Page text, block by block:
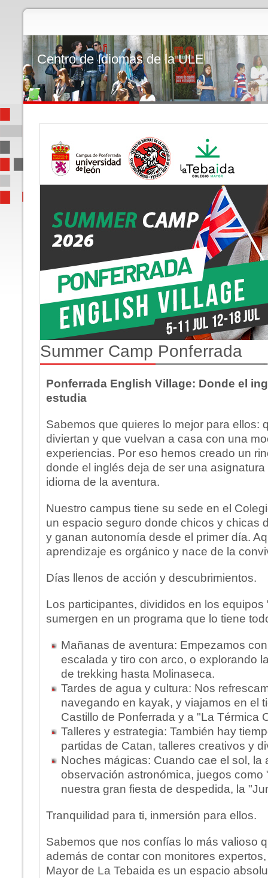
Centro de Idiomas de la ULE
Summer Camp Ponferrada
Ponferrada English Village: Donde el
estudia
Sabemos que quieres lo mejor para ellos:
diviertan y que vuelvan a casa con una
experiencias. Por eso hemos creado un
donde el inglés deja de ser una
idioma de la aventura.
Nuestro campus tiene su sede en el
un espacio seguro donde chicos y chicas
y ganan autonomía desde el primer día.
aprendizaje es orgánico y nace de la
Días llenos de acción y descubrimientos.
Los participantes, divididos en los equipos
sumergen en un programa que lo tiene
Mañanas de aventura: Empezamos
escalada y tiro con arco, o explorando
de trekking hasta Molinaseca.
Tardes de agua y cultura: Nos
navegando en kayak, y viajamos en el
Castillo de Ponferrada y a "La Térmica
Talleres y estrategia: También hay
partidas de Catan, talleres creativos y
Noches mágicas: Cuando cae el sol, la
observación astronómica, juegos como
nuestra gran fiesta de despedida, la
Tranquilidad para ti, inmersión para ellos.
Sabemos que nos confías lo más valioso
además de contar con monitores
Mayor de La Tebaida es un espacio